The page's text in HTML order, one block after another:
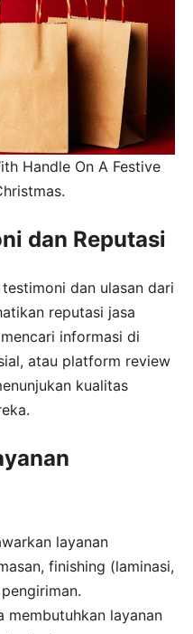
Handle On A Festive
dan Reputasi
dan ulasan dari
reputasi jasa
informasi di
atau platform review
kualitas
layanan
finishing (laminasi,
membutuhkan layanan